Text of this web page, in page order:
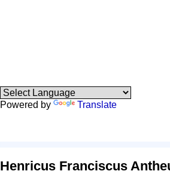
Powered by Translate
Henricus Franciscus